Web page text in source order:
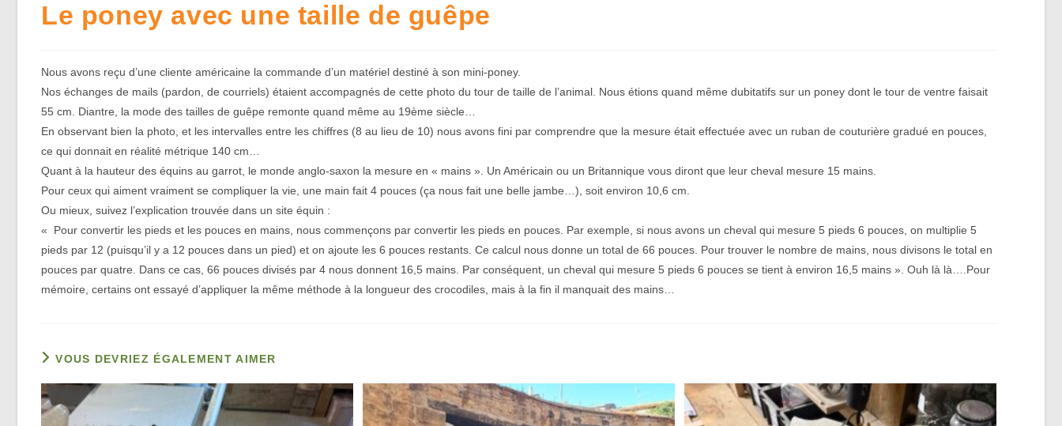
Le poney avec une taille de guêpe
Nous avons reçu d’une cliente américaine la commande d’un matériel destiné à son mini-poney.
Nos échanges de mails (pardon, de courriels) étaient accompagnés de cette photo du tour de taille de l’animal. Nous étions quand même dubitatifs sur un poney dont le tour de ventre faisait
55 cm. Diantre, la mode des tailles de guêpe remonte quand même au 19ème siècle…
En observant bien la photo, et les intervalles entre les chiffres (8 au lieu de 10) nous avons fini par comprendre que la mesure était effectuée avec un ruban de couturière gradué en pouces,
ce qui donnait en réalité métrique 140 cm…
Quant à la hauteur des équins au garrot, le monde anglo-saxon la mesure en « mains ». Un Américain ou un Britannique vous diront que leur cheval mesure 15 mains.
Pour ceux qui aiment vraiment se compliquer la vie, une main fait 4 pouces (ça nous fait une belle jambe…), soit environ 10,6 cm.
Ou mieux, suivez l’explication trouvée dans un site équin :
« Pour convertir les pieds et les pouces en mains, nous commençons par convertir les pieds en pouces. Par exemple, si nous avons un cheval qui mesure 5 pieds 6 pouces, on multiplie 5
pieds par 12 (puisqu’il y a 12 pouces dans un pied) et on ajoute les 6 pouces restants. Ce calcul nous donne un total de 66 pouces. Pour trouver le nombre de mains, nous divisons le total en
pouces par quatre. Dans ce cas, 66 pouces divisés par 4 nous donnent 16,5 mains. Par conséquent, un cheval qui mesure 5 pieds 6 pouces se tient à environ 16,5 mains ». Ouh là là….Pour
mémoire, certains ont essayé d’appliquer la même méthode à la longueur des crocodiles, mais à la fin il manquait des mains…
VOUS DEVRIEZ ÉGALEMENT AIMER